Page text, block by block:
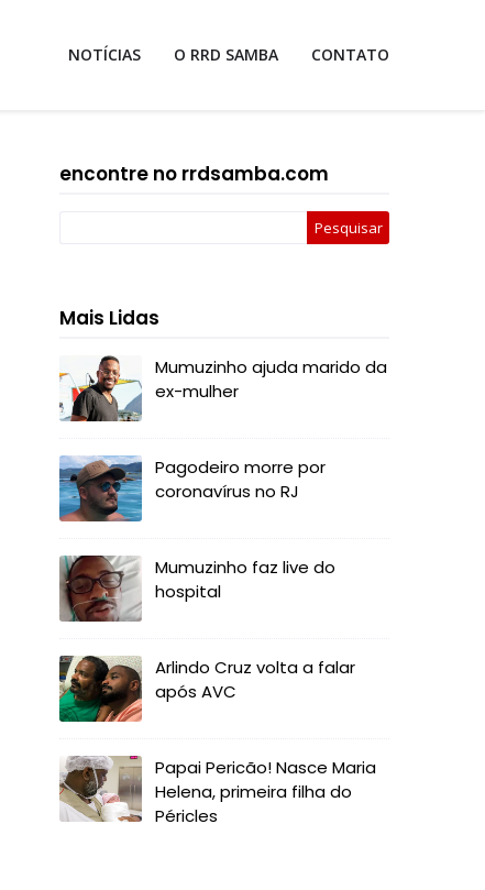
NOTÍCIAS O RRD SAMBA CONTATO
encontre no rrdsamba.com
Mais Lidas
Mumuzinho ajuda marido da
ex-mulher
Pagodeiro morre por
coronavírus no RJ
Mumuzinho faz live do
hospital
Arlindo Cruz volta a falar
após AVC
Papai Pericão! Nasce Maria
Helena, primeira filha do
Péricles